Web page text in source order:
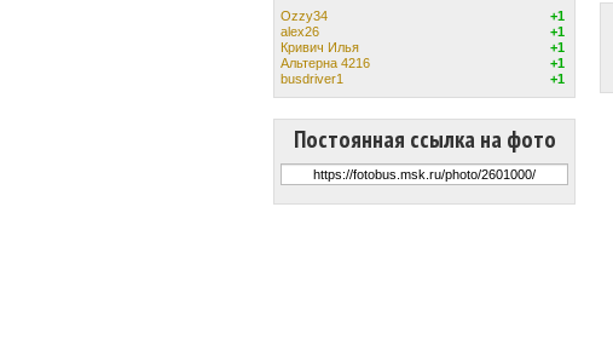
Ozzy34
+1
alex26
+1
Кривич Илья
+1
Альтерна 4216
+1
busdriver1
+1
Постоянная ссылка на фото